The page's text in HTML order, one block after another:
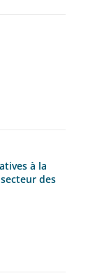
à la
des